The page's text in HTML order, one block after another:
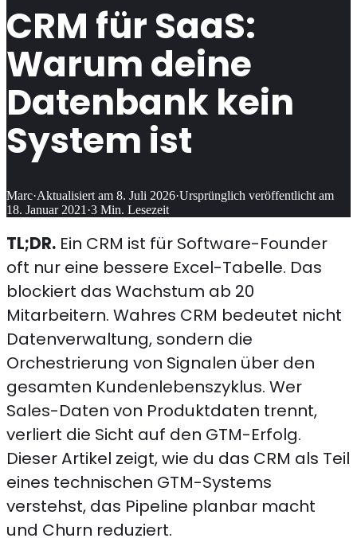
CRM für SaaS:
Warum deine
Datenbank kein
System ist
Marc·Aktualisiert am 8. Juli 2026·Ursprünglich veröffentlicht am
18. Januar 2021 ·3 Min. Lesezeit
TL;DR. Ein CRM ist für Software-Founder
oft nur eine bessere Excel-Tabelle. Das
blockiert das Wachstum ab 20
Mitarbeitern. Wahres CRM bedeutet nicht
Datenverwaltung, sondern die
Orchestrierung von Signalen über den
gesamten Kundenlebenszyklus. Wer
Sales-Daten von Produktdaten trennt,
verliert die Sicht auf den GTM-Erfolg.
Dieser Artikel zeigt, wie du das CRM als Teil
eines technischen GTM-Systems
verstehst, das Pipeline planbar macht
und Churn reduziert.